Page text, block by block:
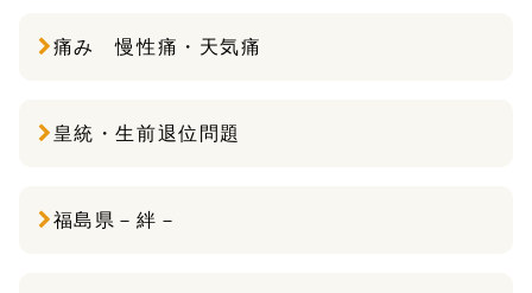
痛み 慢性痛・天気痛
皇統・生前退位問題
福島県－絆－